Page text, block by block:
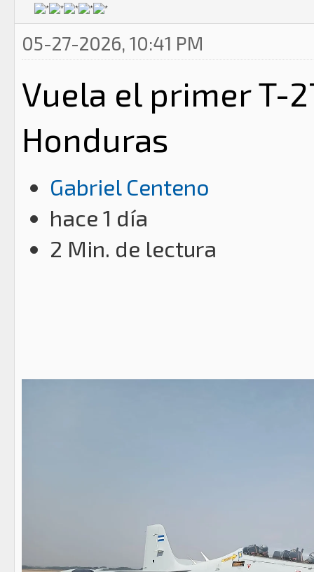
05-27-2026, 10:41 PM
Vuela el primer T-
Honduras
Gabriel Centeno
hace 1 día
2 Min. de lectura